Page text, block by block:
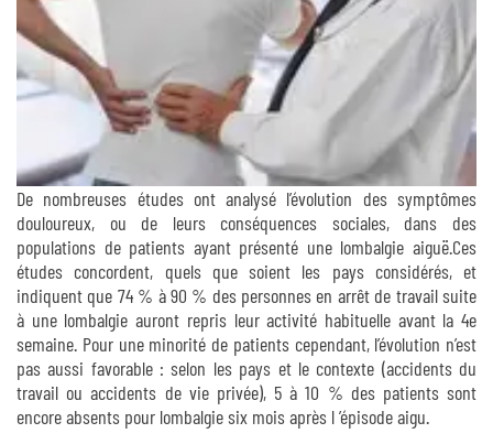
De nombreuses études ont analysé l’évolution des symptômes
douloureux, ou de leurs conséquences sociales, dans des
populations de patients ayant présenté une lombalgie aiguë.Ces
études concordent, quels que soient les pays considérés, et
indiquent que 74 % à 90 % des personnes en arrêt de travail suite
à une lombalgie auront repris leur activité habituelle avant la 4e
semaine. Pour une minorité de patients cependant, l’évolution n’est
pas aussi favorable : selon les pays et le contexte (accidents du
travail ou accidents de vie privée), 5 à 10 % des patients sont
encore absents pour lombalgie six mois après l ’épisode aigu.